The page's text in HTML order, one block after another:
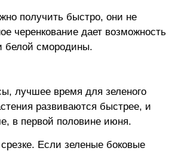
получить быстро, они не
черенкование дает возможность
белой смородины.
лучшее время для зеленого
развиваются быстрее, и
в первой половине июня.
срезке. Если зеленые боковые